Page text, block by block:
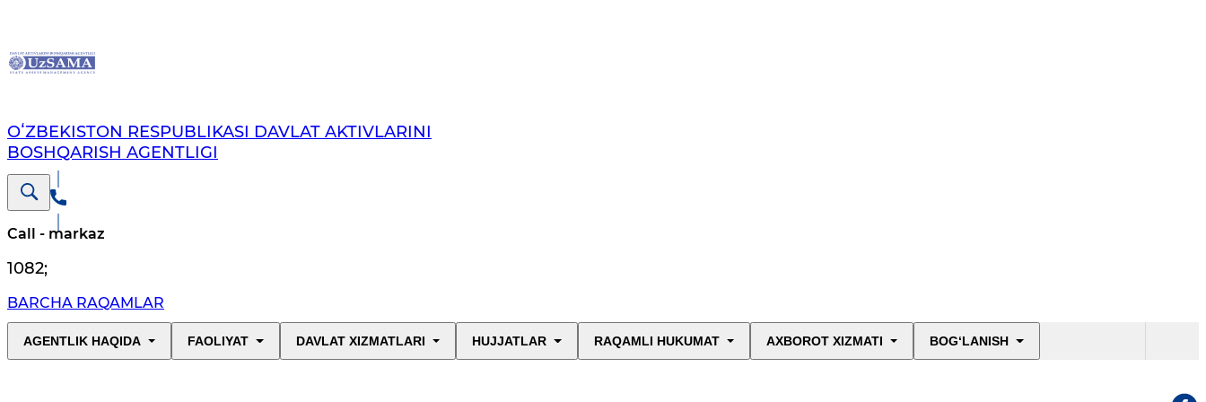
OʻZBEKISTON RESPUBLIKASI DAVLAT AKTIVLARINI
BOSHQARISH AGENTLIGI
Call - markaz
1082;
BARCHA RAQAMLAR
AGENTLIK HAQIDA FAOLIYAT DAVLAT XIZMATLARI HUJJATLAR RAQAMLI HUKUMAT AXBOROT XIZMATI BOG‘LANISH